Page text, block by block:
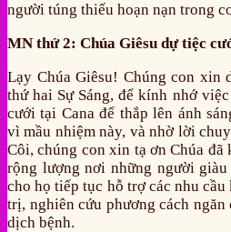
người túng thiếu hoạn nạn trong
MN thứ 2: Chúa Giêsu dự tiệc
Lạy Chúa Giêsu! Chúng con xin
thứ hai Sự Sáng, để kính nhớ
cưới tại Cana để thắp lên ánh
vì mầu nhiệm này, và nhờ lời
Côi, chúng con xin tạ ơn Chúa đã
rộng lượng nơi những người
cho họ tiếp tục hỗ trợ các nhu
trị, nghiên cứu phương cách
dịch bệnh.